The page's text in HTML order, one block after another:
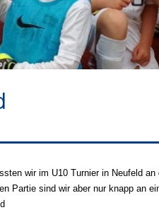
wir im U10 Turnier in Neufeld
Partie sind wir aber nur knapp an